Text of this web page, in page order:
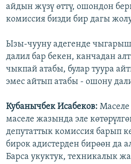
айдын жүзү өттү, ошондон
комиссия бизди бир дагы
Ызы-чууну адегенде чыгарыш
далил бар бекен, канчадан
чыкпай атабы, булар туура
эмес айтып атабы - ошону
Кубанычбек Исабеков: Маселе
маселе жазында эле
депутаттык комиссия барып
бирок адистерден бирөөн да
Барса укуктук, техникалык